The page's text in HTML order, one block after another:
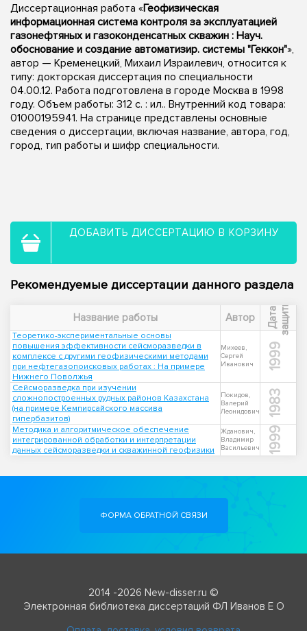
Диссертационная работа «Геофизическая
информационная система контроля за эксплуатацией
газонефтяных и газоконденсатных скважин : Науч.
обоснование и создание автоматизир. системы "Геккон"»,
автор — Кременецкий, Михаил Израилевич, относится к
типу: докторская диссертация по специальности
04.00.12. Работа подготовлена в городе Москва в 1998
году. Объем работы: 312 с. : ил.. Внутренний код товара:
01000195941. На странице представлены основные
сведения о диссертации, включая название, автора, год,
город, тип работы и шифр специальности.
ДОБАВИТЬ ДИССЕРТАЦИЮ В КОРЗИНУ
Рекомендуемые диссертации данного раздела
Название работы Автор Д
а
т
а
з
а
щ
и
т ы
Теоретико-экспериментальные основы
повышения эффективности сейсморазведки в
комплексе с другими геофизическими методами
при нефтегазопоисковых работах : На примере
Нижнего Поволжья
Михеев,
Сергей
Иванович
1999
Сейсморазведка при изучении
сложнопостроенных рудных районов Казахстана
(на примере Кемпирсайского массива
гипербазитов)
Покидов,
Валерий
Леонидович
1983
Методика и алгоритмическое обеспечение
интегрированной обработки и интерпретации
данных сейсморазведки и скважинной геофизики
Жданович,
Владимир
Васильевич
1999
ФОРМА ОБРАТНОЙ СВЯЗИ
2014 -2026 New-disser.ru ©
Электронная библиотека диссертаций ФЛ Иванов Е О